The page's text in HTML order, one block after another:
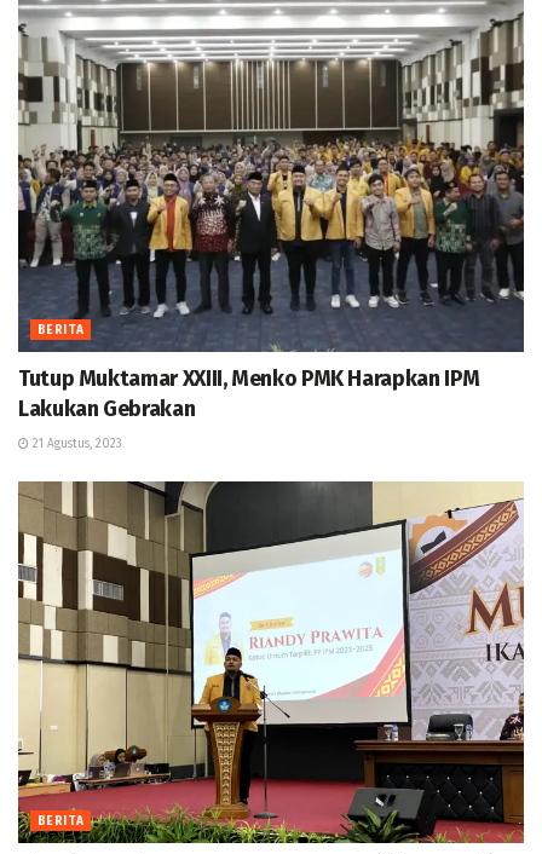
BERITA
Tutup Muktamar XXIII, Menko PMK Harapkan IPM
Lakukan Gebrakan
21 Agustus, 2023
BERITA